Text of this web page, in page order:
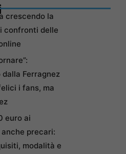
crescendo la
confronti delle
dalla Ferragnez
i fans, ma
euro ai
precari:
modalità e